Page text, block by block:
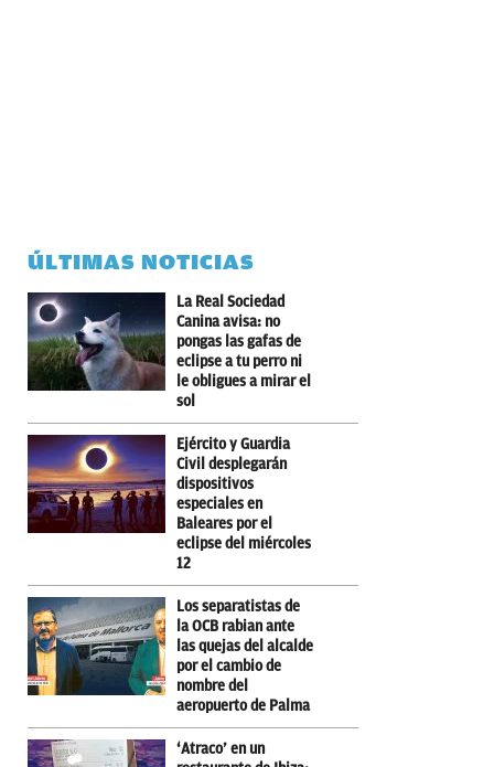
ÚLTIMAS NOTICIAS
La Real Sociedad
Canina avisa: no
pongas las gafas de
eclipse a tu perro ni
le obligues a mirar el
sol
Ejército y Guardia
Civil desplegarán
dispositivos
especiales en
Baleares por el
eclipse del miércoles
12
Los separatistas de
la OCB rabian ante
las quejas del alcalde
por el cambio de
nombre del
aeropuerto de Palma
‘Atraco’ en un